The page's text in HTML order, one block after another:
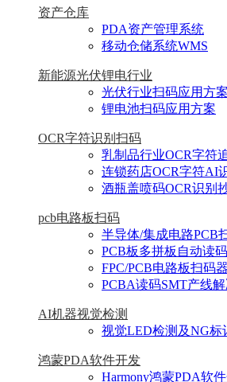
资产仓库
PDA资产管理系统
移动仓储系统WMS
新能源光伏锂电行业
光伏行业扫码应用方案
锂电池扫码应用方案
OCR字符识别扫码
乳制品行业OCR字符
连锁药店OCR字符AI
酒瓶盖喷码OCR识别
pcb电路板扫码
半导体/集成电路PCB
PCB板多拼板自动读
FPC/PCB电路板扫码
PCBA读码SMT产线
AI机器视觉检测
视觉LED检测及NG标
鸿蒙PDA软件开发
Harmony鸿蒙PDA软